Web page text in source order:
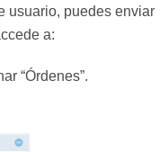
usuario, puedes enviar
a:
“Órdenes”.